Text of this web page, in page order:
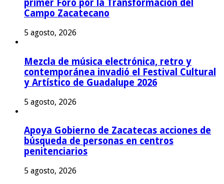
primer Foro por la Transformación del
Campo Zacatecano
5 agosto, 2026
Mezcla de música electrónica, retro y
contemporánea invadió el Festival Cultural
y Artístico de Guadalupe 2026
5 agosto, 2026
Apoya Gobierno de Zacatecas acciones de
búsqueda de personas en centros
penitenciarios
5 agosto, 2026